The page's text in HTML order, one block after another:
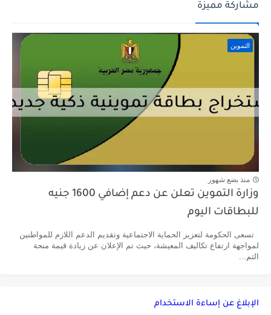
مشاركة مميزة
التموين
منذ بضع شهور
وزارة التموين تعلن عن دعم إضافي 1600 جنيه
للبطاقات اليوم
تسعى الحكومة لتعزيز الحماية الاجتماعية وتقديم الدعم اللازم للمواطنين
لمواجهة ارتفاع تكاليف المعيشة، حيث تم الإعلان عن زيادة قيمة منحة
التم...
الإبلاغ عن إساءة الاستخدام